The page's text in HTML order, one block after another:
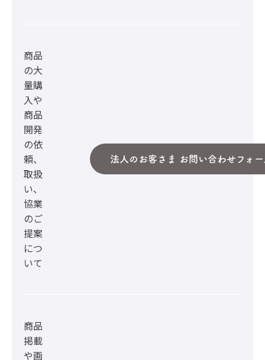
商品
の大
量購
入や
商品
開発
の依
頼、
取扱
い、
協業
のご
提案
につ
いて
法人のお客さま お問い合わせフォー
商品
掲載
や画